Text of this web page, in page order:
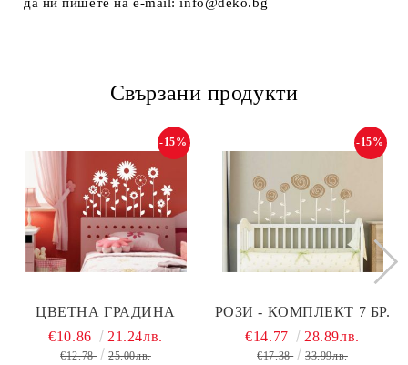
Свързани продукти
ЦВЕТНА ГРАДИНА
-15%
€10.86 21.24лв.
€12.78 25.00лв.
РОЗИ - КОМПЛЕКТ 7 БР.
-15%
€14.77 28.89лв.
€17.38 33.99лв.